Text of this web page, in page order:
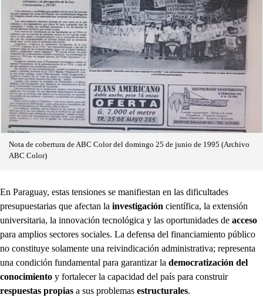
Nota de cobertura de ABC Color del domingo 25 de junio de 1995 (Archivo
ABC Color)
En Paraguay, estas tensiones se manifiestan en las dificultades
presupuestarias que afectan la investigación científica, la extensión
universitaria, la innovación tecnológica y las oportunidades de acceso
para amplios sectores sociales. La defensa del financiamiento público
no constituye solamente una reivindicación administrativa; representa
una condición fundamental para garantizar la democratización del
conocimiento y fortalecer la capacidad del país para construir
respuestas propias a sus problemas estructurales.